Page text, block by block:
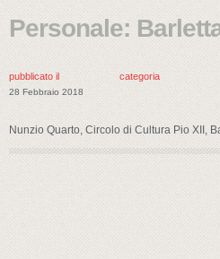
Personale:
pubblicato il
28 Febbraio 2018
categoria
Nunzio Quarto, Circolo di Cultura Pio XII,